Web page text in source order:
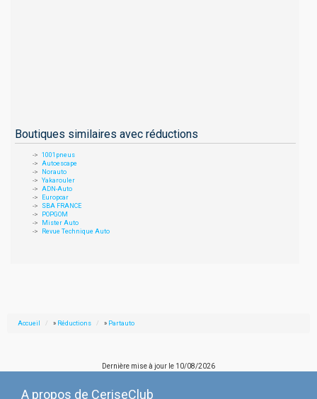
Boutiques similaires avec réductions
1001pneus
Autoescape
Norauto
Yakarouler
ADN-Auto
Europcar
SBA FRANCE
POPGOM
Mister Auto
Revue Technique Auto
Accueil » Réductions » Partauto
Dernière mise à jour le 10/08/2026
A propos de CeriseClub